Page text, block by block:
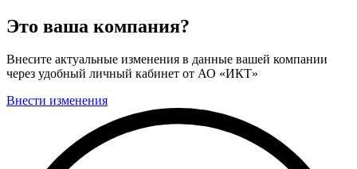
Это ваша компания?
Внесите актуальные изменения в данные вашей компании
через удобный личный кабинет от АО «ИКТ»
Внести изменения